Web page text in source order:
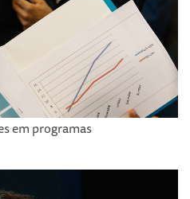
em programas